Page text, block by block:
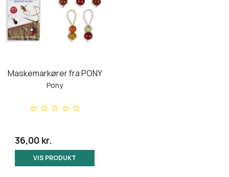
Maskemarkører fra PONY
Pony
36,00 kr.
VIS PRODUKT